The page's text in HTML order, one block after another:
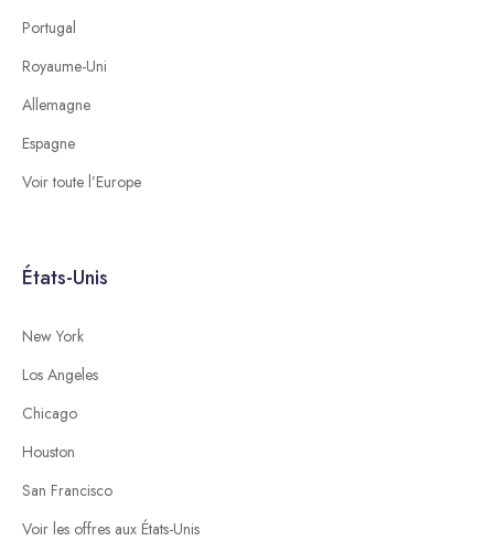
Portugal
Royaume-Uni
Allemagne
Espagne
Voir toute l’Europe
États-Unis
New York
Los Angeles
Chicago
Houston
San Francisco
Voir les offres aux États-Unis